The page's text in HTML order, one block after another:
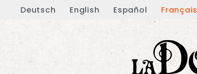
Deutsch English Español Français